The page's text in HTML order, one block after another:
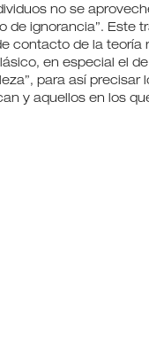
no se
de ignorancia”. Este
contacto de la teoría
en especial el
para así
y aquellos en los